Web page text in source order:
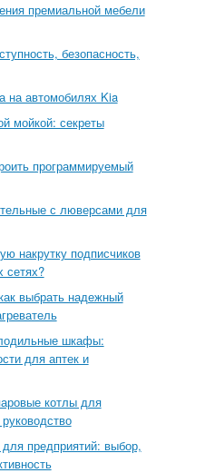
премиальной мебели
безопасность,
на автомобилях Kia
мойкой: секреты
программируемый
с люверсами для
накрутку подписчиков
сетях?
выбрать надежный
шкафы:
для аптек и
котлы для
предприятий: выбор,